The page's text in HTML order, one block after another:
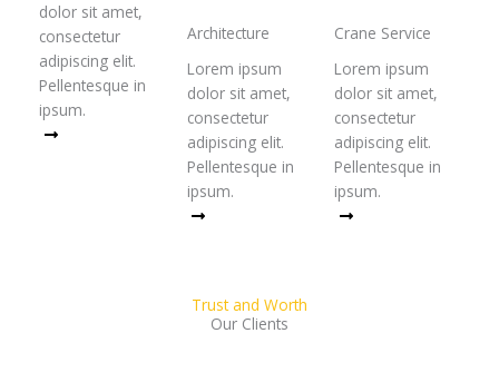
dolor sit amet,
consectetur
adipiscing elit.
Pellentesque in
ipsum.
Architecture
Lorem ipsum
dolor sit amet,
consectetur
adipiscing elit.
Pellentesque in
ipsum.
Crane Service
Lorem ipsum
dolor sit amet,
consectetur
adipiscing elit.
Pellentesque in
ipsum.
Trust and Worth
Our Clients